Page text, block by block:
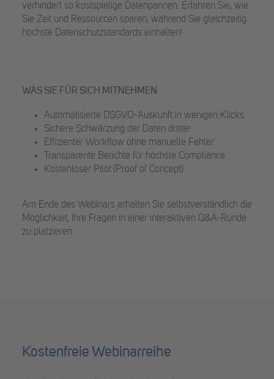
verhindert so kostspielige Datenpannen. Erfahren Sie, wie
Sie Zeit und Ressourcen sparen, während Sie gleichzeitig
höchste Datenschutzstandards einhalten!
WAS SIE FÜR SICH MITNEHMEN
Automatisierte DSGVO-Auskunft in wenigen Klicks
Sichere Schwärzung der Daten dritter
Effizienter Workflow ohne manuelle Fehler
Transparente Berichte für höchste Compliance
Kostenloser Pilot (Proof of Concept)
Am Ende des Webinars erhalten Sie selbstverständlich die
Möglichkeit, Ihre Fragen in einer interaktiven Q&A-Runde
zu platzieren.
Kostenfreie Webinarreihe